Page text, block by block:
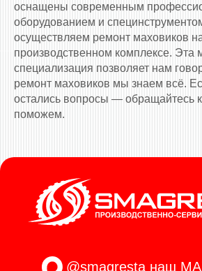
оснащены современным
оборудованием и
осуществляем ремонт маховиков
производственном комплексе. Эта
специализация позволяет нам
ремонт маховиков мы знаем всё.
остались вопросы — обращайтесь
поможем.
@smagresta наш